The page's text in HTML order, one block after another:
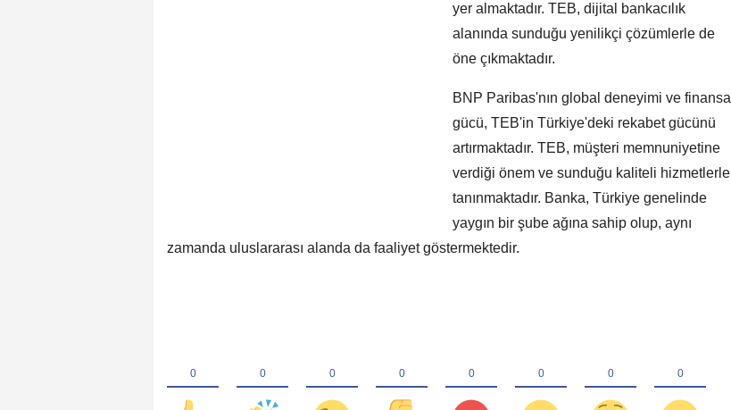
yer almaktadır. TEB, dijital bankacılık
alanında sunduğu yenilikçi çözümlerle de
öne çıkmaktadır.
BNP Paribas'nın global deneyimi ve finansal
gücü, TEB'in Türkiye'deki rekabet gücünü
artırmaktadır. TEB, müşteri memnuniyetine
verdiği önem ve sunduğu kaliteli hizmetlerle
tanınmaktadır. Banka, Türkiye genelinde
yaygın bir şube ağına sahip olup, aynı
zamanda uluslararası alanda da faaliyet göstermektedir.